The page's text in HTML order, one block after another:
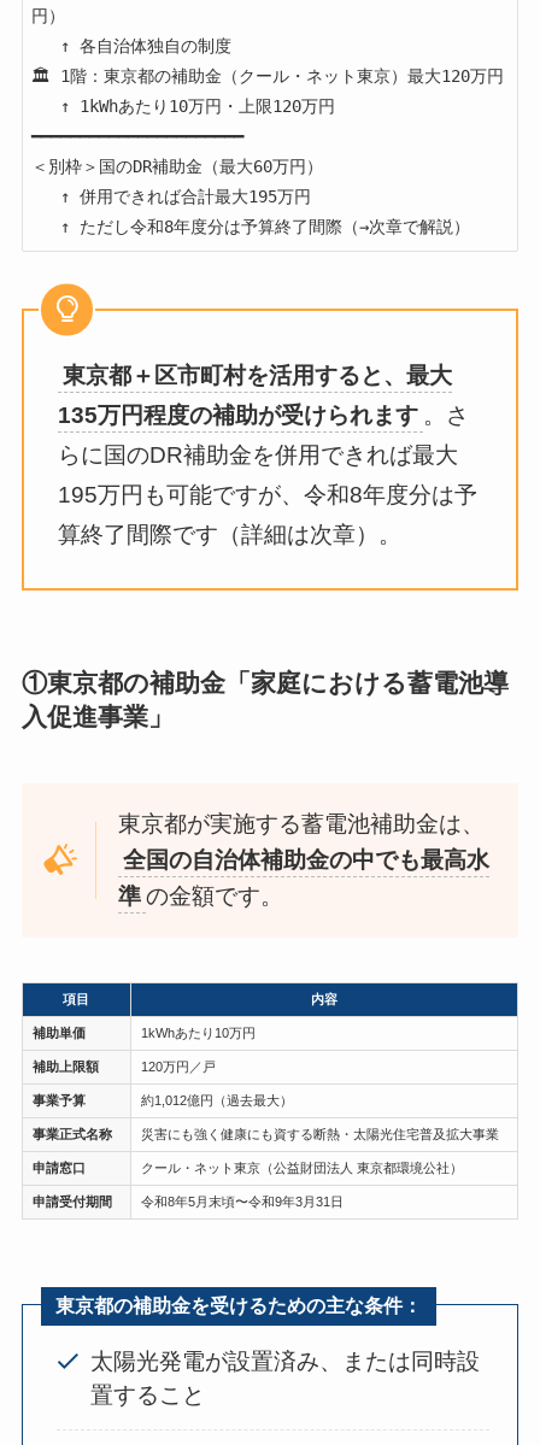
円）
🏛️ 1階：東京都の補助金（クール・ネット東京）最大120万円
━━━━━━━━━━━━━━━━━━━━━━
＜別枠＞国のDR補助金（最大60万円）
東京都＋区市町村を活用すると、最大
135万円程度の補助が受けられます 。さ
らに国のDR補助金を併用できれば最大
195万円も可能ですが、令和8年度分は予
算終了間際です（詳細は次章）。
①東京都の補助金「家庭における蓄電池導
入促進事業」
東京都が実施する蓄電池補助金は、
全国の自治体補助金の中でも最高水
準の金額です。
項目 内容
補助単価 1kWhあたり10万円
補助上限額 120万円／戸
事業予算 約1,012億円（過去最大）
事業正式名称 災害にも強く健康にも資する断熱・太陽光住宅普及拡大事業
申請窓口 クール・ネット東京（公益財団法人 東京都環境公社）
申請受付期間 令和8年5月末頃〜令和9年3月31日
東京都の補助金を受けるための主な条件：
太陽光発電が設置済み、または同時設
置すること